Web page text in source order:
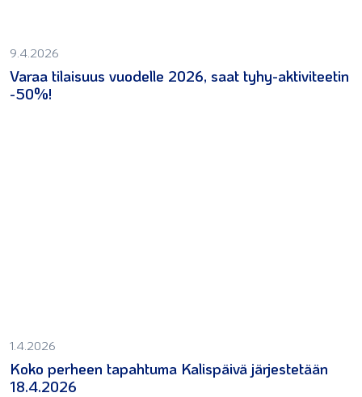
9.4.2026
Varaa tilaisuus vuodelle 2026, saat tyhy-aktiviteetin
-50%!
1.4.2026
Koko perheen tapahtuma Kalispäivä järjestetään
18.4.2026